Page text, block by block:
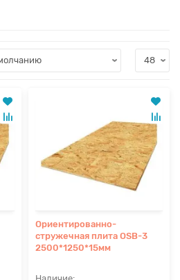
Ориентированно-
стружечная плита OSB-3
2500*1250*15мм